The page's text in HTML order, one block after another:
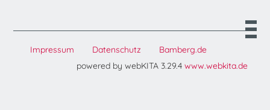
Impressum Datenschutz
Bamberg.de
powered by webKITA 3.29.4 www.webkita.de